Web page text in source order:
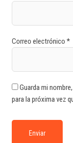
Correo electrónico *
Guarda mi
para la próxima vez